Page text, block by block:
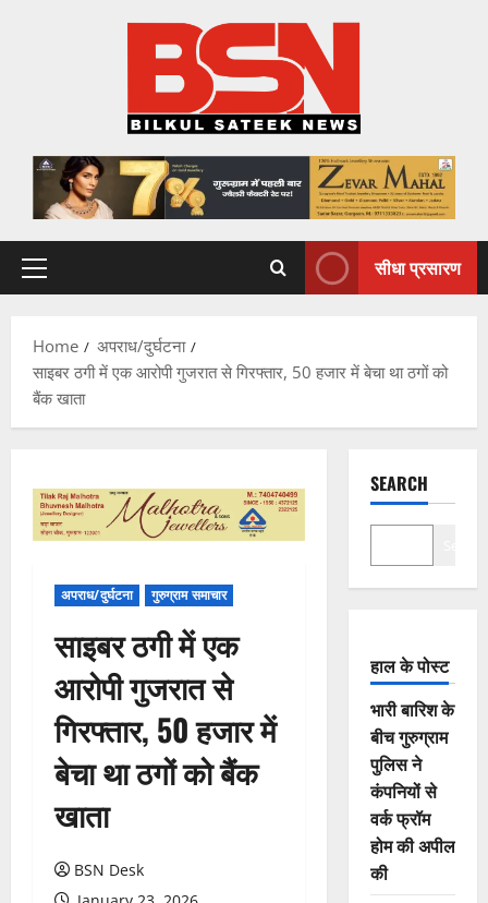
Primary
सीधा प्रसारण
Home
अपराध/दुर्घटना
साइबर ठगी में एक आरोपी गुजरात से गिरफ्तार, 50 हजार में बेचा था ठगों को
बैंक खाता
अपराध/दुर्घटना गुरुग्राम समाचार
साइबर ठगी में एक
आरोपी गुजरात से
गिरफ्तार, 50 हजार में
बेचा था ठगों को बैंक
खाता
BSN Desk
SEARCH
हाल के पोस्ट
भारी बारिश के
बीच गुरुग्राम
पुलिस ने
कंपनियों से
वर्क फ्रॉम
होम की अपील
की